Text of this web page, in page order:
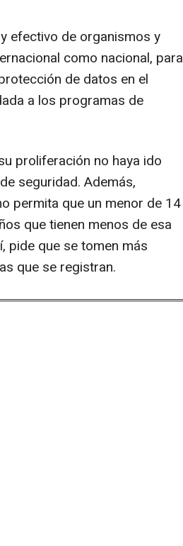
efectivo de organismos y
como nacional, para
de datos en el
a los programas de
proliferación no haya ido
seguridad. Además,
permita que un menor de 14
que tienen menos de esa
pide que se tomen más
que se registran.